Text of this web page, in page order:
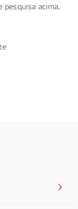
pesquisa acima.